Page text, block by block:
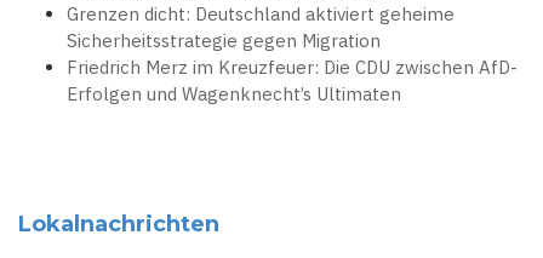
Grenzen dicht: Deutschland aktiviert geheime
Sicherheitsstrategie gegen Migration
Friedrich Merz im Kreuzfeuer: Die CDU zwischen AfD-
Erfolgen und Wagenknecht’s Ultimaten
Lokalnachrichten